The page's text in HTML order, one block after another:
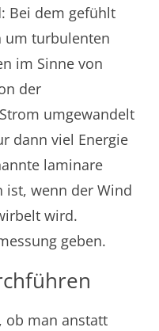
Bei dem gefühlt
um turbulenten
im Sinne von
der
umgewandelt
dann viel Energie
laminare
wenn der Wind
wird.
geben.
ob man anstatt